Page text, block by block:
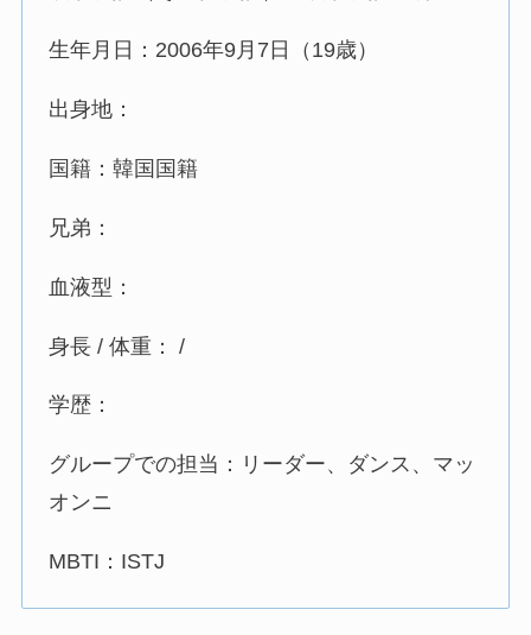
生年月日：2006年9月7日（19歳）
出身地：
国籍：韓国国籍
兄弟：
血液型：
身長 / 体重： /
学歴：
グループでの担当：リーダー、ダンス、マッ
オンニ
MBTI：ISTJ